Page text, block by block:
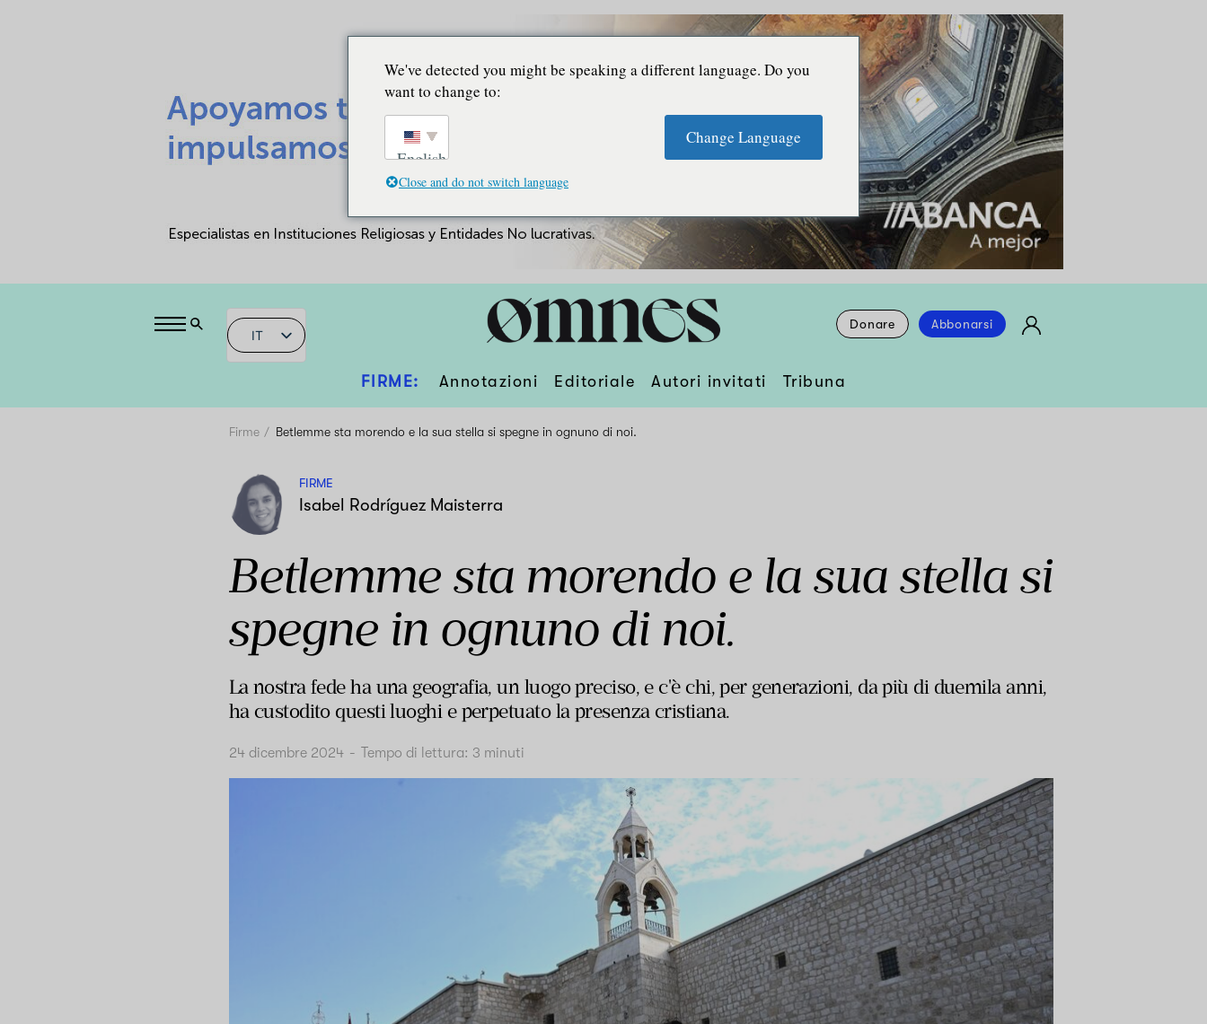
IT
Donare Abbonarsi
FIRME: Annotazioni Editoriale Autori invitati Tribuna
Firme Betlemme sta morendo e la sua stella si spegne in ognuno di noi.
FIRME
Isabel Rodríguez Maisterra
Betlemme sta morendo e la sua stella si
spegne in ognuno di noi.
La nostra fede ha una geografia, un luogo preciso, e c'è chi, per generazioni, da più di duemila anni,
ha custodito questi luoghi e perpetuato la presenza cristiana.
24 dicembre 2024 - Tempo di lettura: 3 minuti
We've detected you might be speaking a different language. Do you
want to change to:
English
Change Language
Close and do not switch language